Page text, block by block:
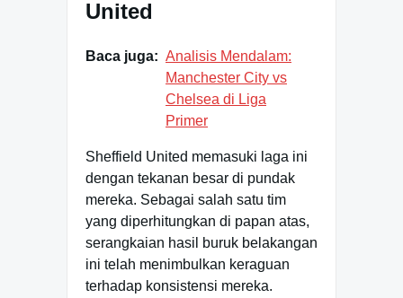
United
Baca juga: Analisis Mendalam:
Manchester City vs
Chelsea di Liga
Primer
Sheffield United memasuki laga ini
dengan tekanan besar di pundak
mereka. Sebagai salah satu tim
yang diperhitungkan di papan atas,
serangkaian hasil buruk belakangan
ini telah menimbulkan keraguan
terhadap konsistensi mereka.